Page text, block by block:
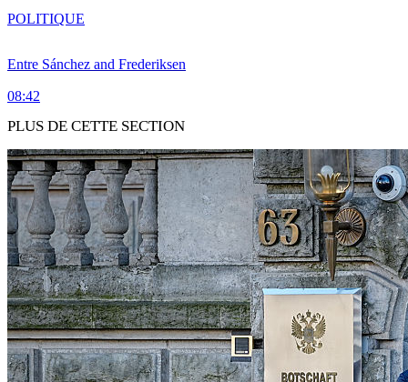
Entre Sánchez and Frederiksen
08:42
POLITIQUE
PLUS DE CETTE SECTION